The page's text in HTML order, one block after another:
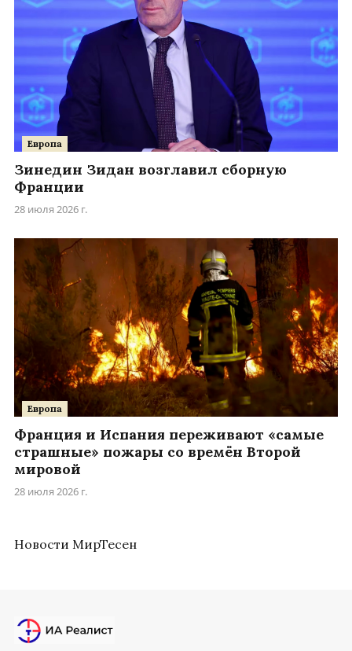
Европа
Зинедин Зидан возглавил сборную
Франции
28 июля 2026 г.
Европа
Франция и Испания переживают «самые
страшные» пожары со времён Второй
мировой
28 июля 2026 г.
Новости МирТесен